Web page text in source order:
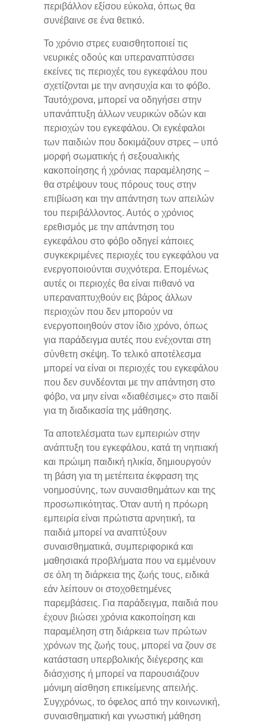
περιβάλλον εξίσου εύκολα, όπως θα
συνέβαινε σε ένα θετικό.
Το χρόνιο στρες ευαισθητοποιεί τις
νευρικές οδούς και υπεραναπτύσσει
εκείνες τις περιοχές του εγκεφάλου που
σχετίζονται με την ανησυχία και το φόβο.
Ταυτόχρονα, μπορεί να οδηγήσει στην
υπανάπτυξη άλλων νευρικών οδών και
περιοχών του εγκεφάλου. Οι εγκέφαλοι
των παιδιών που δοκιμάζουν στρες – υπό
μορφή σωματικής ή σεξουαλικής
κακοποίησης ή χρόνιας παραμέλησης –
θα στρέψουν τους πόρους τους στην
επιβίωση και την απάντηση των απειλών
του περιβάλλοντος. Αυτός ο χρόνιος
ερεθισμός με την απάντηση του
εγκεφάλου στο φόβο οδηγεί κάποιες
συγκεκριμένες περιοχές του εγκεφάλου να
ενεργοποιούνται συχνότερα. Επομένως
αυτές οι περιοχές θα είναι πιθανό να
υπεραναπτυχθούν εις βάρος άλλων
περιοχών που δεν μπορούν να
ενεργοποιηθούν στον ίδιο χρόνο, όπως
για παράδειγμα αυτές που ενέχονται στη
σύνθετη σκέψη. Το τελικό αποτέλεσμα
μπορεί να είναι οι περιοχές του εγκεφάλου
που δεν συνδέονται με την απάντηση στο
φόβο, να μην είναι «διαθέσιμες» στο παιδί
για τη διαδικασία της μάθησης.
Τα αποτελέσματα των εμπειριών στην
ανάπτυξη του εγκεφάλου, κατά τη νηπιακή
και πρώιμη παιδική ηλικία, δημιουργούν
τη βάση για τη μετέπειτα έκφραση της
νοημοσύνης, των συναισθημάτων και της
προσωπικότητας. Όταν αυτή η πρόωρη
εμπειρία είναι πρώτιστα αρνητική, τα
παιδιά μπορεί να αναπτύξουν
συναισθηματικά, συμπεριφορικά και
μαθησιακά προβλήματα που να εμμένουν
σε όλη τη διάρκεια της ζωής τους, ειδικά
εάν λείπουν οι στοχοθετημένες
παρεμβάσεις. Για παράδειγμα, παιδιά που
έχουν βιώσει χρόνια κακοποίηση και
παραμέληση στη διάρκεια των πρώτων
χρόνων της ζωής τους, μπορεί να ζουν σε
κατάσταση υπερβολικής διέγερσης και
διάσχισης ή μπορεί να παρουσιάζουν
μόνιμη αίσθηση επικείμενης απειλής.
Συγχρόνως, το όφελος από την κοινωνική,
συναισθηματική και γνωστική μάθηση